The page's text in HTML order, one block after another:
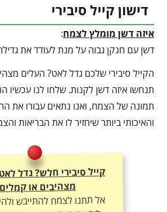
דישון קייל סיבירי
איזה דשן מומלץ לצמח:
דשן עם חנקן גבוה על מנת לעודד את
הקייל סיבירי שלכם גדל לאט? העלים
תנחשו איזה דשן לקנות. שלחו לנו עכשיו
תמונה של הצמח, ואנו נתאים עבורו את
והאיכותי ביותר שיחזיר לו את הבריאות
קייל סיבירי חלש? גדל
מצהיבים או
אל תתנו לצמח להתייבש
ליהנות מצמיחה מטורפת,
ועלוקה ירוקה – חובה